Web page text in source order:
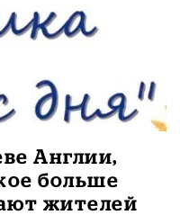
Англии,
больше
жителей